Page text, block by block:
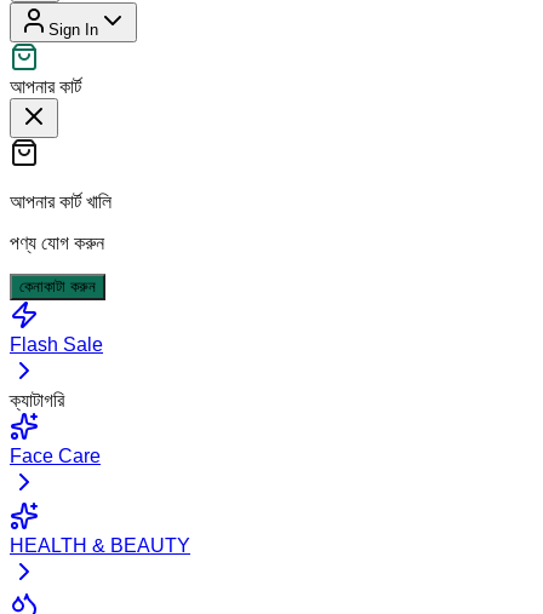
Sign In
আপনার কার্ট
আপনার কার্ট খালি
পণ্য যোগ করুন
কেনাকাটা করুন
Flash Sale
ক্যাটাগরি
Face Care
HEALTH & BEAUTY